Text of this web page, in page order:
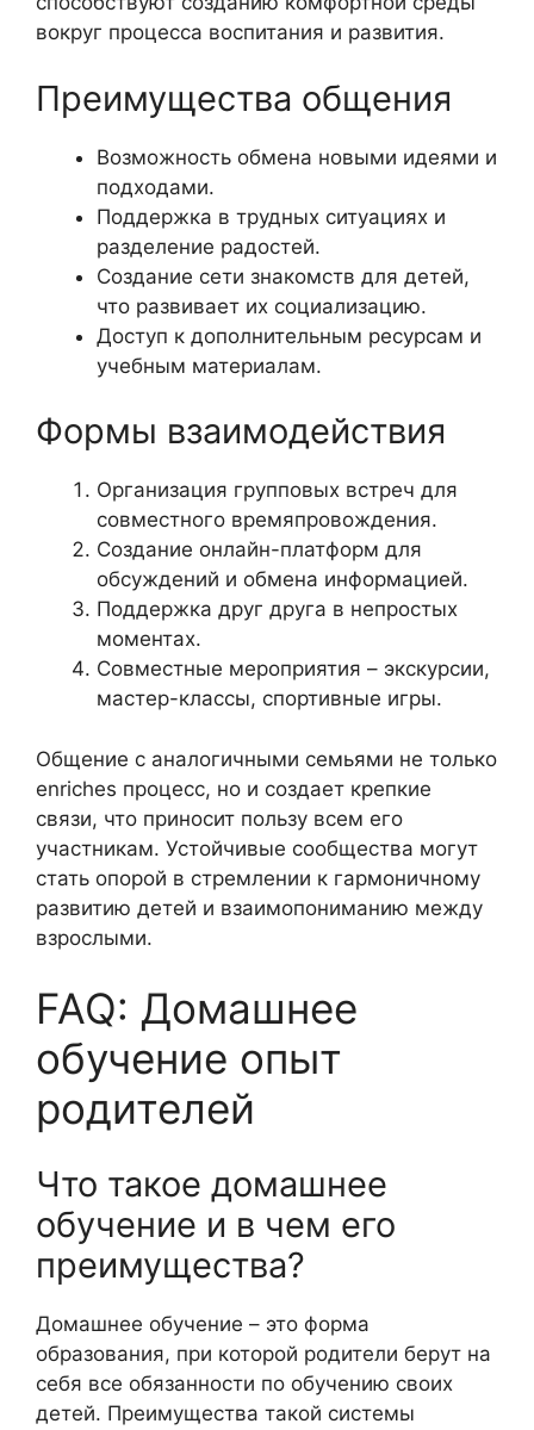
вокруг процесса воспитания и развития.
Преимущества общения
Возможность обмена новыми идеями и
подходами.
Поддержка в трудных ситуациях и
разделение радостей.
Создание сети знакомств для детей,
что развивает их социализацию.
Доступ к дополнительным ресурсам и
учебным материалам.
Формы взаимодействия
Организация групповых встреч для
совместного времяпровождения.
Создание онлайн-платформ для
обсуждений и обмена информацией.
Поддержка друг друга в непростых
моментах.
Совместные мероприятия – экскурсии,
мастер-классы, спортивные игры.
Общение с аналогичными семьями не только
enriches процесс, но и создает крепкие
связи, что приносит пользу всем его
участникам. Устойчивые сообщества могут
стать опорой в стремлении к гармоничному
развитию детей и взаимопониманию между
взрослыми.
FAQ: Домашнее
обучение опыт
родителей
Что такое домашнее
обучение и в чем его
преимущества?
Домашнее обучение – это форма
образования, при которой родители берут на
себя все обязанности по обучению своих
детей. Преимущества такой системы